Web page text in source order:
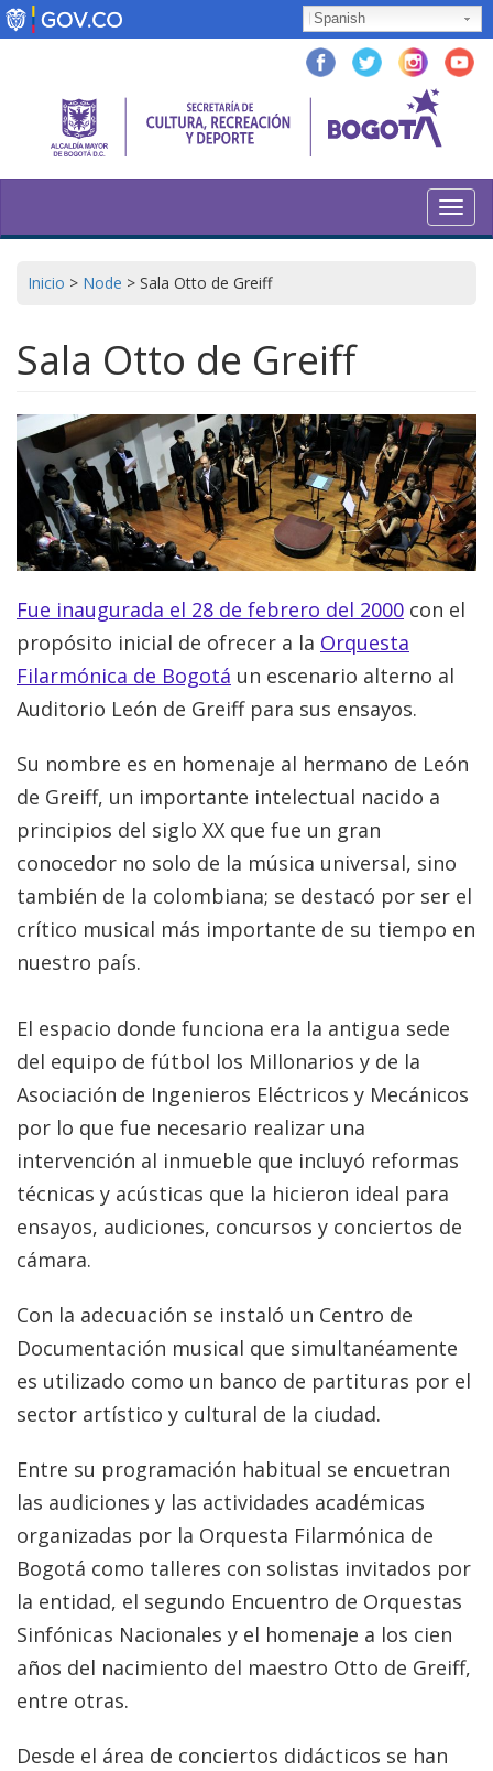
Skip
to
Spanish
Inicio > Node > Sala Otto de Greiff
Sala Otto de Greiff
Fue inaugurada el 28 de febrero del 2000 con el
propósito inicial de ofrecer a la Orquesta
Filarmónica de Bogotá un escenario alterno al
Auditorio León de Greiff para sus ensayos.
Su nombre es en homenaje al hermano de León
de Greiff, un importante intelectual nacido a
principios del siglo XX que fue un gran
conocedor no solo de la música universal, sino
también de la colombiana; se destacó por ser el
crítico musical más importante de su tiempo en
nuestro país.
El espacio donde funciona era la antigua sede
del equipo de fútbol los Millonarios y de la
Asociación de Ingenieros Eléctricos y Mecánicos
por lo que fue necesario realizar una
intervención al inmueble que incluyó reformas
técnicas y acústicas que la hicieron ideal para
ensayos, audiciones, concursos y conciertos de
cámara.
Con la adecuación se instaló un Centro de
Documentación musical que simultanéamente
es utilizado como un banco de partituras por el
sector artístico y cultural de la ciudad.
Entre su programación habitual se encuetran
las audiciones y las actividades académicas
organizadas por la Orquesta Filarmónica de
Bogotá como talleres con solistas invitados por
la entidad, el segundo Encuentro de Orquestas
Sinfónicas Nacionales y el homenaje a los cien
años del nacimiento del maestro Otto de Greiff,
entre otras.
Desde el área de conciertos didácticos se han